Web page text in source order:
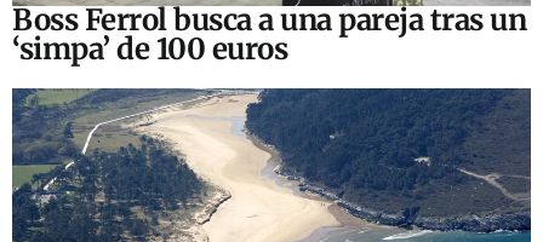
Boss Ferrol busca a una pareja tras un
‘simpa’ de 100 euros